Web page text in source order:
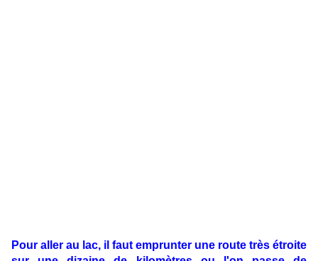
Pour aller au lac, il faut emprunter une route très étroite